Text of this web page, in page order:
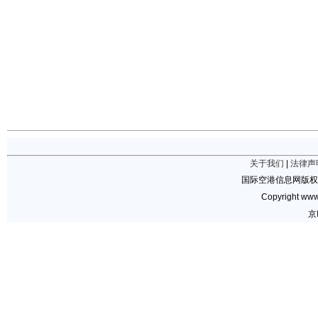
关于我们
法律声
国际空港信息网版
Copyright